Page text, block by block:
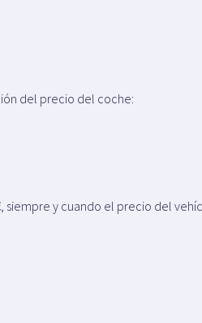
del precio del coche:
siempre y cuando el precio del